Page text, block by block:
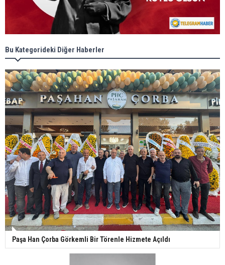
Bu Kategorideki Diğer Haberler
Paşa Han Çorba Görkemli Bir Törenle Hizmete Açıldı